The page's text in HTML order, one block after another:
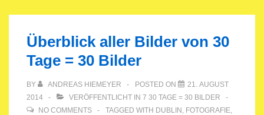
Überblick aller Bilder von 30
Tage = 30 Bilder
BY ANDREAS HIEMEYER POSTED ON
21. AUGUST
2014
VERÖFFENTLICHT IN 7 30 TAGE = 30 BILDER
NO COMMENTS
TAGGED WITH DUBLIN , FOTOGRAFIE,